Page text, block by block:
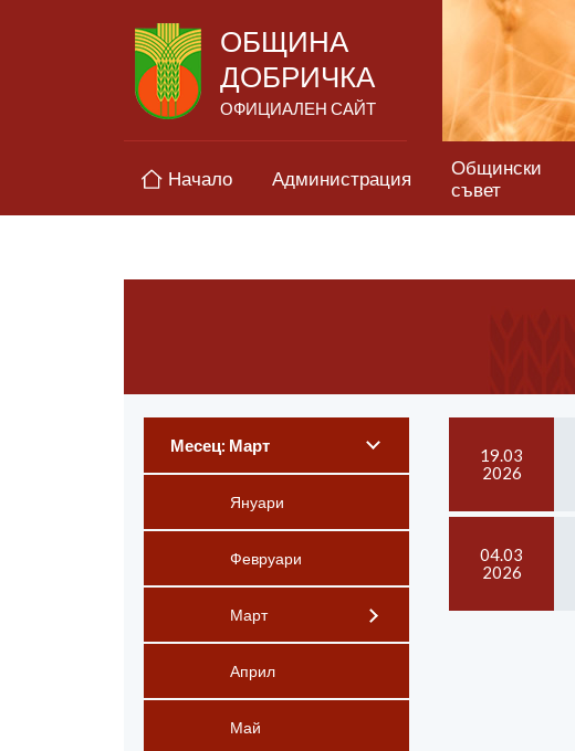
ОБЩИНА
ДОБРИЧКА
ОФИЦИАЛЕН САЙТ
Начало Администрация
Общински
съвет
Месец: Март
Януари
Февруари
Март
Април
Май
19.03
2026
04.03
2026